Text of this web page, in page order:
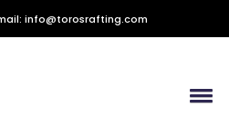
info@torosrafting.com